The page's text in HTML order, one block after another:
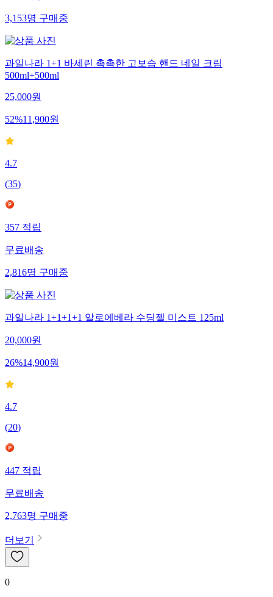
3,153명구매중
과일나라 1+1 바세린 촉촉한 고보습 핸드 네일 크림
500ml+500ml
25,000원
52%11,900원
4.7
(35)
357적립
무료배송
2,816명구매중
과일나라 1+1+1+1 알로에베라 수딩젤 미스트 125ml
20,000원
26%14,900원
4.7
(20)
447적립
무료배송
2,763명구매중
더보기
0